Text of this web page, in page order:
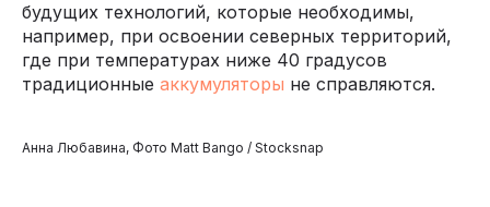
будущих технологий, которые необходимы,
например, при освоении северных территорий,
где при температурах ниже 40 градусов
традиционные аккумуляторы не справляются.
Анна Любавина, Фото Matt Bango / Stocksnap